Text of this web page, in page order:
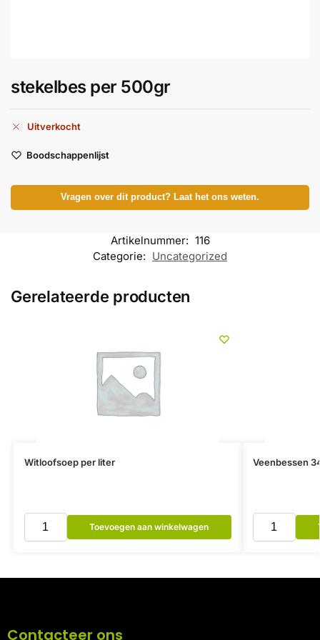
stekelbes per 500gr
Uitverkocht
Boodschappenlijst
Vragen over dit product? Laat het ons weten.
Artikelnummer: 116
Categorie: Uncategorized
Gerelateerde producten
Witloofsoep per liter
Toevoegen aan winkelwagen
Veenbessen
Contacteer ons